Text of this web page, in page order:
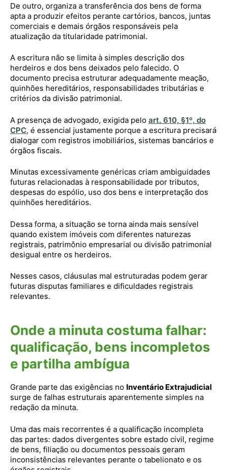
De outro, organiza a transferência dos bens de forma
apta a produzir efeitos perante cartórios, bancos, juntas
comerciais e demais órgãos responsáveis pela
atualização da titularidade patrimonial.
A escritura não se limita à simples descrição dos
herdeiros e dos bens deixados pelo falecido. O
documento precisa estruturar adequadamente meação,
quinhões hereditários, responsabilidades tributárias e
critérios da divisão patrimonial.
A presença de advogado, exigida pelo art. 610, §1º, do
CPC, é essencial justamente porque a escritura precisará
dialogar com registros imobiliários, sistemas bancários e
órgãos fiscais.
Minutas excessivamente genéricas criam ambiguidades
futuras relacionadas à responsabilidade por tributos,
despesas do espólio, uso dos bens e interpretação dos
quinhões hereditários.
Dessa forma, a situação se torna ainda mais sensível
quando existem imóveis com diferentes naturezas
registrais, patrimônio empresarial ou divisão patrimonial
desigual entre os herdeiros.
Nesses casos, cláusulas mal estruturadas podem gerar
futuras disputas familiares e dificuldades registrais
relevantes.
Onde a minuta costuma falhar:
qualificação, bens incompletos
e partilha ambígua
Grande parte das exigências no Inventário Extrajudicial
surge de falhas estruturais aparentemente simples na
redação da minuta.
Uma das mais recorrentes é a qualificação incompleta
das partes: dados divergentes sobre estado civil, regime
de bens, filiação ou documentos pessoais geram
inconsistências relevantes perante o tabelionato e os